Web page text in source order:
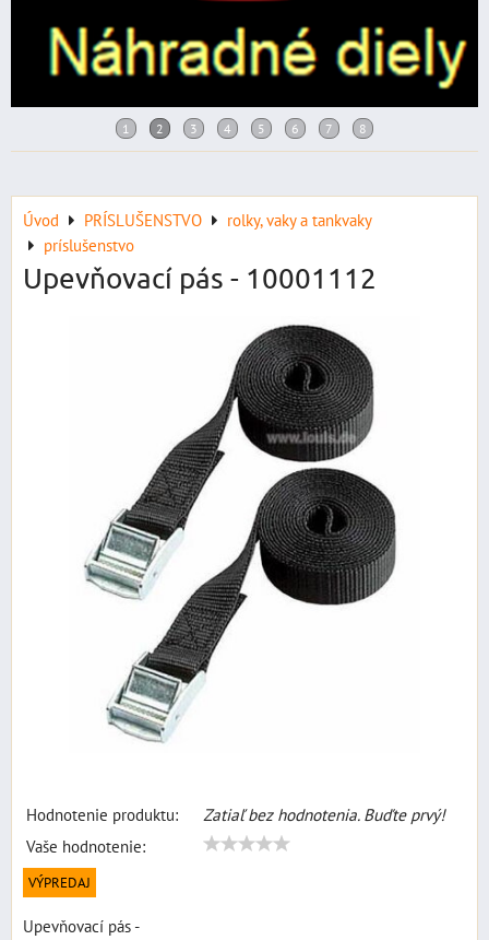
Úvod PRÍSLUŠENSTVO
rolky, vaky a tankvaky
príslušenstvo
Upevňovací pás - 10001112
Hodnotenie produktu:
Zatiaľ bez hodnotenia. Buďte prvý!
Vaše hodnotenie:
VÝPREDAJ
Upevňovací pás -